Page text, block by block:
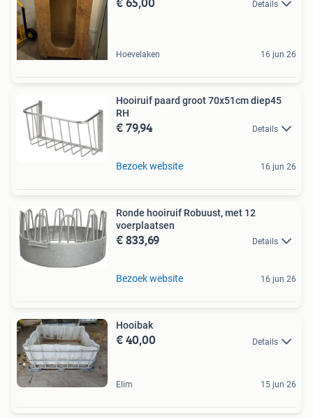
Details
Hoevelaken 16 jun 26
Hooiruif paard groot 70x51cm diep45
RH
€ 79,94 Details
Bezoek website 16 jun 26
Ronde hooiruif Robuust, met 12
voerplaatsen
€ 833,69 Details
Bezoek website 16 jun 26
Hooibak
€ 40,00 Details
Elim 15 jun 26